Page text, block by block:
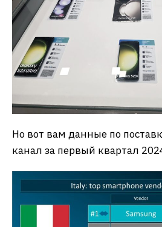
Но вот вам данные по
канал за первый квартал